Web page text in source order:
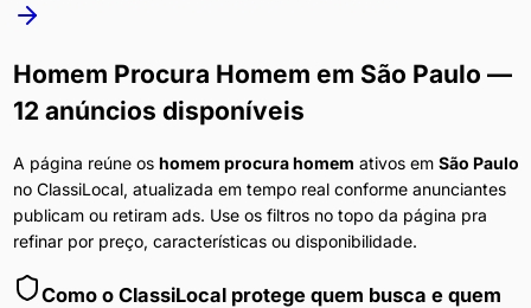
Homem Procura Homem em São Paulo —
12 anúncios disponíveis
A página reúne os homem procura homem ativos em São Paulo
no ClassiLocal, atualizada em tempo real conforme anunciantes
publicam ou retiram ads. Use os filtros no topo da página pra
refinar por preço, características ou disponibilidade.
Como o ClassiLocal protege quem busca e quem